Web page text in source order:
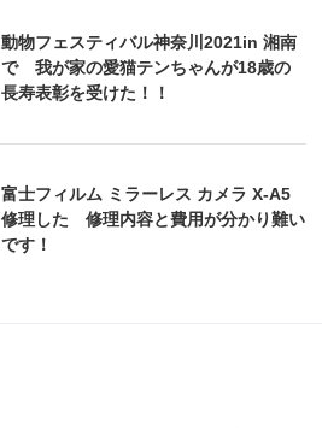
動物フェスティバル神奈川2021in 湘南
で 我が家の愛猫テンちゃんが18歳の
長寿表彰を受けた！！
富士フィルム ミラーレス カメラ X-A5
修理した 修理内容と費用が分かり難い
です！